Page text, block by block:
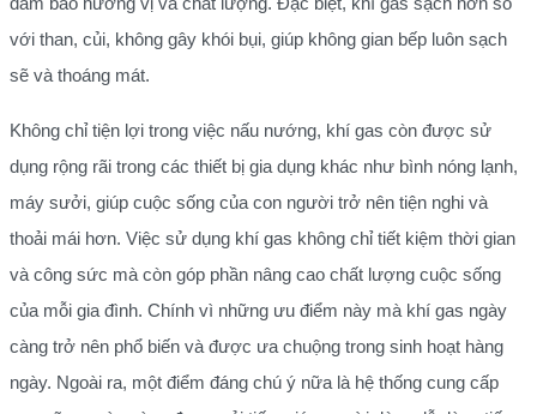
với than, củi, không gây khói bụi, giúp không gian bếp luôn sạch
sẽ và thoáng mát.
Không chỉ tiện lợi trong việc nấu nướng, khí gas còn được sử
dụng rộng rãi trong các thiết bị gia dụng khác như bình nóng lạnh,
máy sưởi, giúp cuộc sống của con người trở nên tiện nghi và
thoải mái hơn. Việc sử dụng khí gas không chỉ tiết kiệm thời gian
và công sức mà còn góp phần nâng cao chất lượng cuộc sống
của mỗi gia đình. Chính vì những ưu điểm này mà khí gas ngày
càng trở nên phổ biến và được ưa chuộng trong sinh hoạt hàng
ngày. Ngoài ra, một điểm đáng chú ý nữa là hệ thống cung cấp